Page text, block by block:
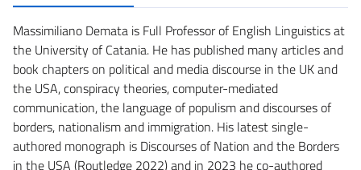
Massimiliano Demata is Full Professor of English Linguistics at
the University of Catania. He has published many articles and
book chapters on political and media discourse in the UK and
the USA, conspiracy theories, computer-mediated
communication, the language of populism and discourses of
borders, nationalism and immigration. His latest single-
authored monograph is Discourses of Nation and the Borders
in the USA (Routledge 2022) and in 2023 he co-authored